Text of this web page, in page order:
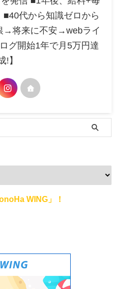
■40代から知識ゼロから
→将来に不安→webライ
グ開始1年で月5万円達
!】
WING」！